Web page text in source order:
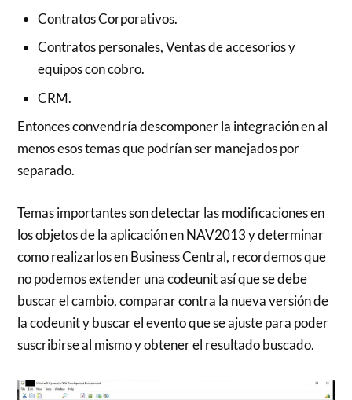
Contratos Corporativos.
Contratos personales, Ventas de accesorios y
equipos con cobro.
CRM.
Entonces convendría descomponer la integración en al
menos esos temas que podrían ser manejados por
separado.
Temas importantes son detectar las modificaciones en
los objetos de la aplicación en NAV2013 y determinar
como realizarlos en Business Central, recordemos que
no podemos extender una codeunit así que se debe
buscar el cambio, comparar contra la nueva versión de
la codeunit y buscar el evento que se ajuste para poder
suscribirse al mismo y obtener el resultado buscado.